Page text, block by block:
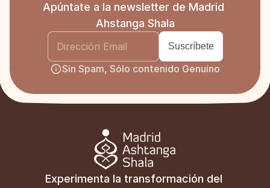
Apúntate a la newsletter de Madrid
Ahstanga Shala
Sin Spam, Sólo contenido Genuino
Experimenta la transformación del